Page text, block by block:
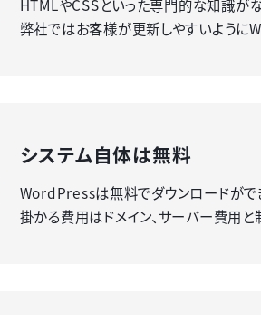
HTMLやCSSといった専門的な知識が
弊社ではお客様が更新しやすいように
システム自体は無料
WordPressは無料でダウンロードがで
掛かる費用はドメイン、サーバー費用と